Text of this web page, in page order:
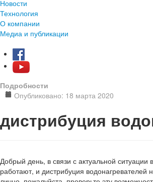
Новости
Технология
О компании
Медиа и публикации
Подробности
Опубликовано: 18 марта 2020
дистрибуция
Добрый день, в связи с актуальной
работают, и дистрибуция